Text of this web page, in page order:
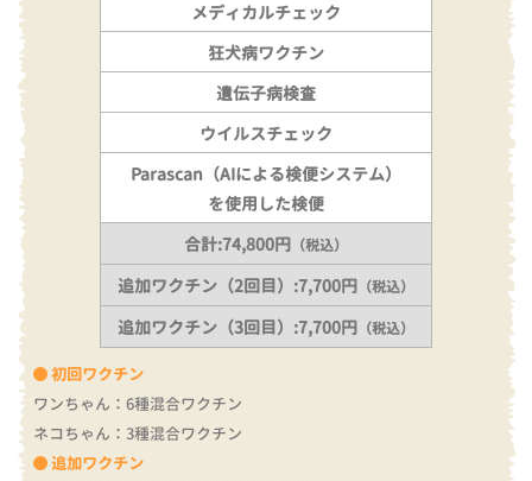
初回ワクチン
ワンちゃん：6種混合ワクチン
ネコちゃん：3種混合ワクチン
追加ワクチン
メディカルチェック
狂犬病ワクチン
遺伝子病検査
ウイルスチェック
Parascan（AIによる検便システム）
を使用した検便
合計:74,800円 （税込）
追加ワクチン（2回目）:7,700円 （税込）
追加ワクチン（3回目）:7,700円 （税込）